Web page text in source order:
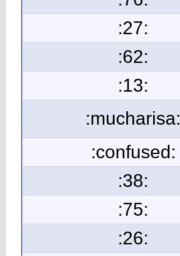
:27:
:62:
:13:
:mucharisa:
:confused:
:38:
:75:
:26: